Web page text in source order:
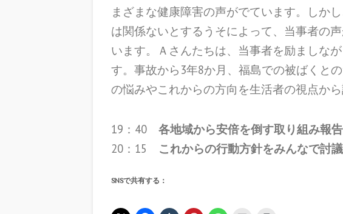
まざまな健康障害の声がでています。
しか
は関係ないとするうそによって、 当事者の
います。Ａさんたちは、当事者を励ましなが
す。事故から3年8か月、福島での被ばくとの
の悩みやこれからの方向を生活者の視点から
19：40 各地域から安倍を倒す取り組み報告
20：15 これからの行動方針をみんなで討議
SNSで共有する：